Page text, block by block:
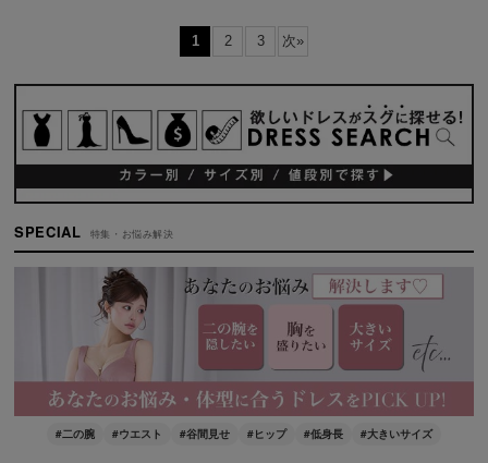
1 2 3 次»
SPECIAL 特集・お悩み解決
#二の腕 #ウエスト #谷間見せ #ヒップ #低身長 #大きいサイズ